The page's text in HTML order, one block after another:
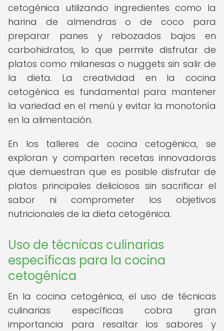
cetogénica utilizando ingredientes como la
harina de almendras o de coco para
preparar panes y rebozados bajos en
carbohidratos, lo que permite disfrutar de
platos como milanesas o nuggets sin salir de
la dieta. La creatividad en la cocina
cetogénica es fundamental para mantener
la variedad en el menú y evitar la monotonía
en la alimentación.
En los talleres de cocina cetogénica, se
exploran y comparten recetas innovadoras
que demuestran que es posible disfrutar de
platos principales deliciosos sin sacrificar el
sabor ni comprometer los objetivos
nutricionales de la dieta cetogénica.
Uso de técnicas culinarias
específicas para la cocina
cetogénica
En la cocina cetogénica, el uso de técnicas
culinarias específicas cobra gran
importancia para resaltar los sabores y